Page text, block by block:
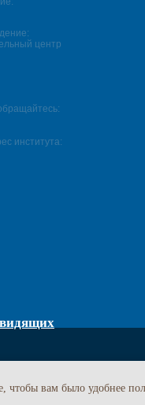
центр
института:
вам было удобнее